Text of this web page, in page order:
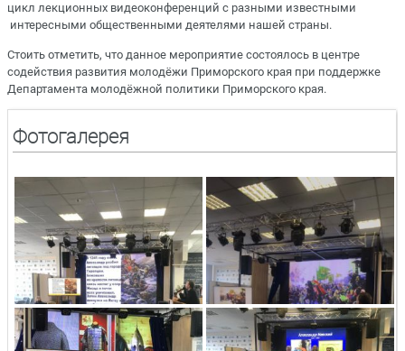
цикл лекционных видеоконференций с разными известными
интересными общественными деятелями нашей страны.
Стоить отметить, что данное мероприятие состоялось в центре
содействия развития молодёжи Приморского края при поддержке
Департамента молодёжной политики Приморского края.
Фотогалерея